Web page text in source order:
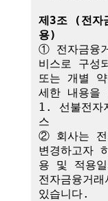
제3조 (전자
용)
① 전자금융
비스로 구성
또는 개별
세한 내용을
1. 선불전자
스
② 회사는 전
변경하고자
용 및 적용
전자금융거
있습니다.